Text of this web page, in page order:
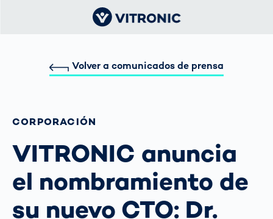
Volver a comunicados de prensa
CORPORACIÓN
VITRONIC anuncia
el nombramiento de
su nuevo CTO: Dr.